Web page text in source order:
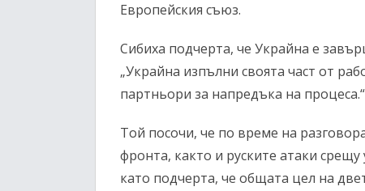
Европейския съюз.
Сибиха подчерта, че Украйна е
„Украйна изпълни своята част от
партньори за напредъка на процеса.“
Той посочи, че по време на
фронта, както и руските атаки
като подчерта, че общата цел на